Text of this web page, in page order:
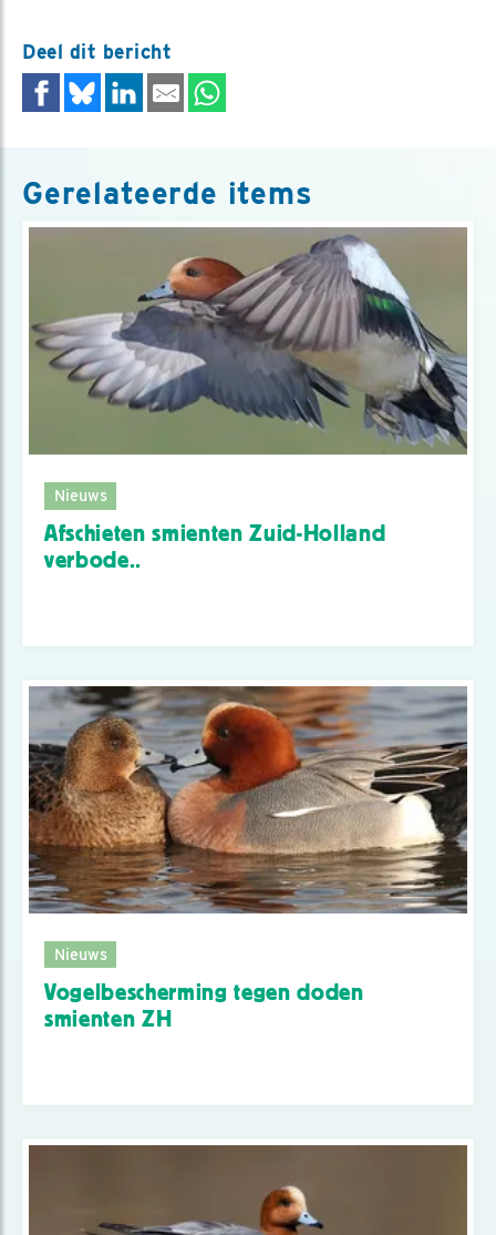
Deel dit bericht
Gerelateerde items
Nieuws
Afschieten smienten Zuid-Holland
verbode..
Nieuws
Vogelbescherming tegen doden
smienten ZH